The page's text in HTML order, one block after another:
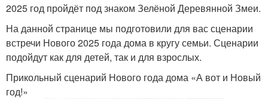
2025 год пройдёт под знаком Зелёной Деревянной Змеи.
На данной странице мы подготовили для вас сценарии
встречи Нового 2025 года дома в кругу семьи. Сценарии
подойдут как для детей, так и для взрослых.
Прикольный сценарий Нового года дома «А вот и Новый
год!»